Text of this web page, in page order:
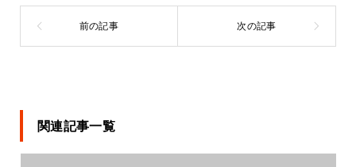
関連記事一覧